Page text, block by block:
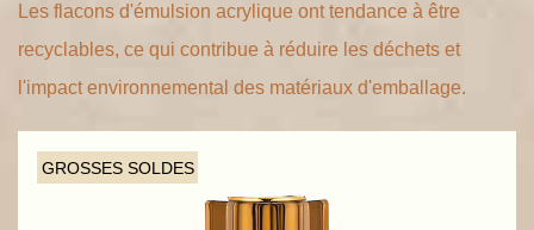
Les flacons d'émulsion acrylique ont tendance à être
recyclables, ce qui contribue à réduire les déchets et
l'impact environnemental des matériaux d'emballage.
GROSSES SOLDES